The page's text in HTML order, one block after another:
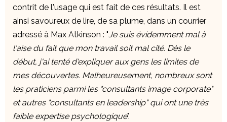
contrit de l'usage qui est fait de ces résultats. Il est
ainsi savoureux de lire, de sa plume, dans un courrier
adressé à Max Atkinson : "Je suis évidemment mal à
l'aise du fait que mon travail soit mal cité. Dès le
début, j'ai tenté d'expliquer aux gens les limites de
mes découvertes. Malheureusement, nombreux sont
les praticiens parmi les "consultants image corporate"
et autres "consultants en leadership" qui ont une très
faible expertise psychologique".